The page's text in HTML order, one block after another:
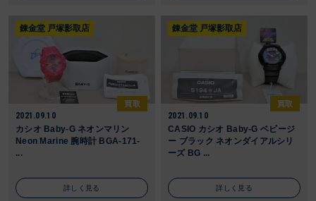
錬金堂 戸塚影取店
買取
2021.09.10
カシオ Baby-G ネオンマリン
Neon Marine 腕時計 BGA-171-
...
詳しく見る
錬金堂 戸塚影取店
買取
2021.09.10
CASIO カシオ Baby-G ベビージ
ー ブラック ネオンダイアルシリ
ーズ BG ...
詳しく見る